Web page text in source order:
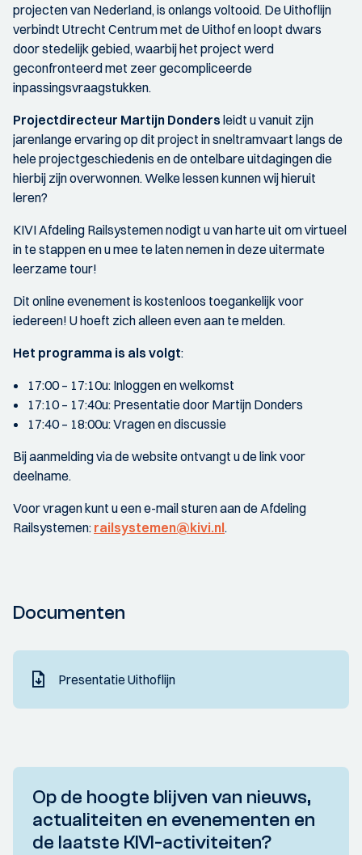
projecten van Nederland, is onlangs voltooid. De Uithoflijn
verbindt Utrecht Centrum met de Uithof en loopt dwars
door stedelijk gebied, waarbij het project werd
geconfronteerd met zeer gecompliceerde
inpassingsvraagstukken.
Projectdirecteur Martijn Donders leidt u vanuit zijn
jarenlange ervaring op dit project in sneltramvaart langs de
hele projectgeschiedenis en de ontelbare uitdagingen die
hierbij zijn overwonnen. Welke lessen kunnen wij hieruit
leren?
KIVI Afdeling Railsystemen nodigt u van harte uit om virtueel
in te stappen en u mee te laten nemen in deze uitermate
leerzame tour!
Dit online evenement is kostenloos toegankelijk voor
iedereen! U hoeft zich alleen even aan te melden.
Het programma is als volgt:
17:00 – 17:10u: Inloggen en welkomst
17:10 – 17:40u: Presentatie door Martijn Donders
17:40 – 18:00u: Vragen en discussie
Bij aanmelding via de website ontvangt u de link voor
deelname.
Voor vragen kunt u een e-mail sturen aan de Afdeling
Railsystemen: railsystemen@kivi.nl.
Documenten
Presentatie Uithoflijn
Op de hoogte blijven van nieuws,
actualiteiten en evenementen en
de laatste KIVI-activiteiten?